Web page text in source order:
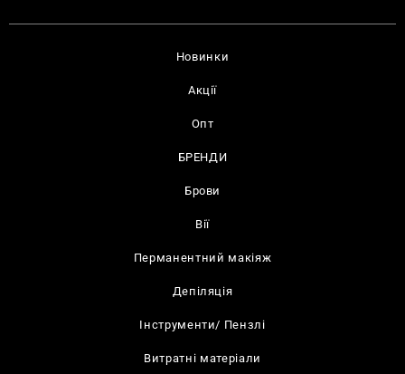
Новинки
Акції
Опт
БРЕНДИ
Брови
Вії
Перманентний макіяж
Депіляція
Інструменти/ Пензлі
Витратні матеріали